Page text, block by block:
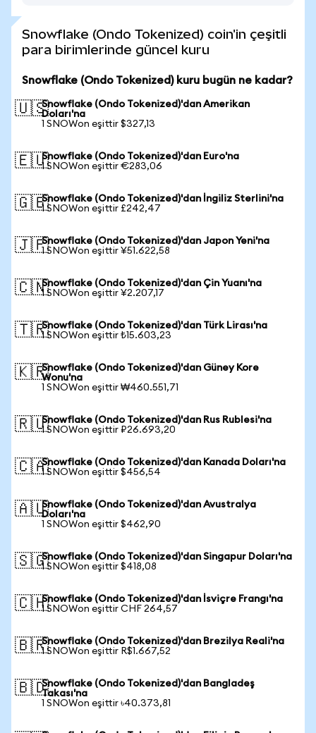
Snowflake (Ondo Tokenized) coin'in çeşitli
para birimlerinde güncel kuru
Snowflake (Ondo Tokenized) kuru bugün ne kadar?
🇺🇸Snowflake (Ondo Tokenized)'dan Amerikan
Doları'na
1 SNOWon eşittir $327,13
🇪🇺Snowflake (Ondo Tokenized)'dan Euro'na
1 SNOWon eşittir €283,06
🇬🇧Snowflake (Ondo Tokenized)'dan İngiliz Sterlini'na
1 SNOWon eşittir £242,47
🇯🇵Snowflake (Ondo Tokenized)'dan Japon Yeni'na
1 SNOWon eşittir ¥51.622,58
🇨🇳Snowflake (Ondo Tokenized)'dan Çin Yuanı'na
1 SNOWon eşittir ¥2.207,17
🇹🇷Snowflake (Ondo Tokenized)'dan Türk Lirası'na
1 SNOWon eşittir ₺15.603,23
🇰🇷Snowflake (Ondo Tokenized)'dan Güney Kore
Wonu'na
1 SNOWon eşittir ₩460.551,71
🇷🇺Snowflake (Ondo Tokenized)'dan Rus Rublesi'na
1 SNOWon eşittir ₽26.693,20
🇨🇦Snowflake (Ondo Tokenized)'dan Kanada Doları'na
1 SNOWon eşittir $456,54
🇦🇺Snowflake (Ondo Tokenized)'dan Avustralya
Doları'na
1 SNOWon eşittir $462,90
🇸🇬Snowflake (Ondo Tokenized)'dan Singapur Doları'na
1 SNOWon eşittir $418,08
🇨🇭Snowflake (Ondo Tokenized)'dan İsviçre Frangı'na
1 SNOWon eşittir CHF 264,57
🇧🇷Snowflake (Ondo Tokenized)'dan Brezilya Reali'na
1 SNOWon eşittir R$1.667,52
🇧🇩Snowflake (Ondo Tokenized)'dan Bangladeş
Takası'na
1 SNOWon eşittir ৳40.373,81